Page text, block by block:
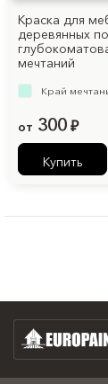
Краска для
деревянных
мечтаний
Край
от 300 ₽
Купить